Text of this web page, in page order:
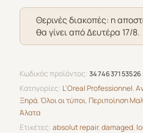
ποσότητα
Θερινές διακοπές: η
θα γίνει από Δευτέρα 17/8.
Κωδικός προϊόντος: 3474637153526
Κατηγορίες: L'Oreal Professionnel,
Ξηρά,Όλοι οι τύποι,Περιποίηση
Άλατα
Ετικέτες:absolut repair,damaged,